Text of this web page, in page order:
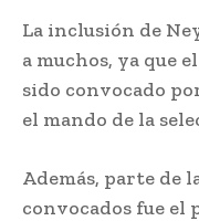
La inclusión de
a muchos, ya que
sido convocado
el mando de la
Además, parte de
convocados fue